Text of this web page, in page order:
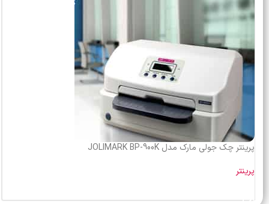
پرینتر چک جولی مارک مدل JOLIMARK BP-900K
پرینتر